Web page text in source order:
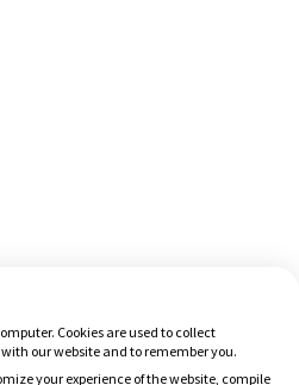
Cookies are used to collect
our website and to remember you.
your experience of the website, compile